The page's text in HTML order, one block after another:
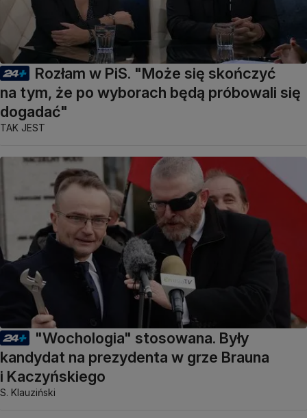
Rozłam w PiS. "Może się skończyć
na tym, że po wyborach będą próbowali się
dogadać"
TAK JEST
"Wochologia" stosowana. Były
kandydat na prezydenta w grze Brauna
i Kaczyńskiego
S. Klauziński